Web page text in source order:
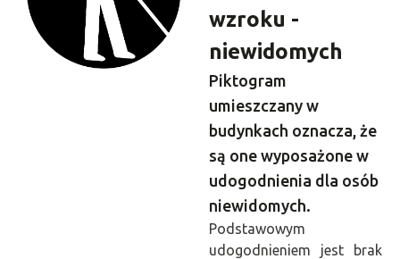
wzroku -
niewidomych
Piktogram
umieszczany w
budynkach oznacza, że
są one wyposażone w
udogodnienia dla osób
niewidomych.
Podstawowym
udogodnieniem jest brak